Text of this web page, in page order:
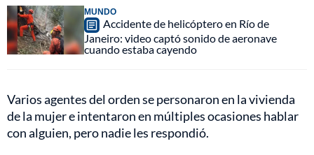
MUNDO
Accidente de helicóptero en Río de
Janeiro: video captó sonido de aeronave
cuando estaba cayendo
Varios agentes del orden se personaron en la vivienda
de la mujer e intentaron en múltiples ocasiones hablar
con alguien, pero nadie les respondió.